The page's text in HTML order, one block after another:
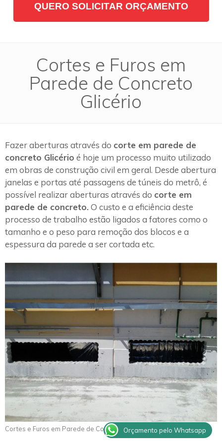
QUERO SOLICITAR ORÇAMENTO
Cortes e Furos em
Parede de Concreto
Glicério
Fazer aberturas através do corte em parede de
concreto Glicério é hoje um processo muito utilizado
em obras de construção civil em geral. Desde abertura
janelas e portas até passagens de túneis do metrô, é
possível realizar aberturas através do corte em
parede de concreto. O custo e a eficiência deste
processo de trabalho estão ligados a fatores como o
tamanho e o peso para remoção dos blocos e a
espessura da parede a ser cortada etc.
Cortes e Furos em Parede de Concreto GlicérioOrçamento pelo Whatsapp